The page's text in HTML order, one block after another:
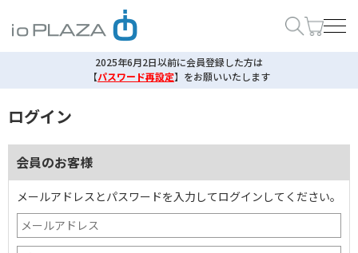
2025年6月2日以前に会員登録した方は
【パスワード再設定】 をお願いいたします
ログイン
会員のお客様
メールアドレスとパスワードを入力してログインしてください。